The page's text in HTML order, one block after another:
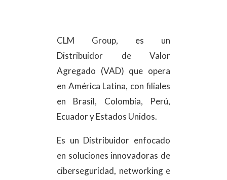
CLM Group, es un
Distribuidor de Valor
Agregado (VAD) que opera
en América Latina, con filiales
en Brasil, Colombia, Perú,
Ecuador y Estados Unidos.
Es un Distribuidor enfocado
en soluciones innovadoras de
ciberseguridad, networking e